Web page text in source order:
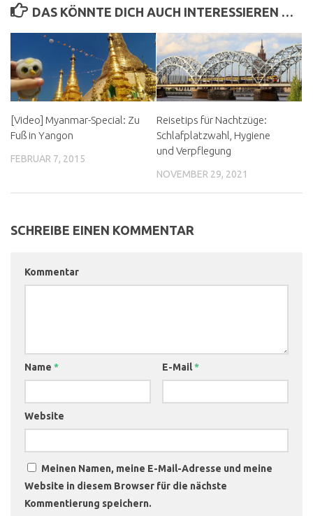
DAS KÖNNTE DICH AUCH INTERESSIEREN …
[Video] Myanmar-Special: Zu
Fuß in Yangon
FEBRUAR 7, 2015
Reisetips für Nachtzüge:
Schlafplatzwahl, Hygiene
und Verpflegung
NOVEMBER 29, 2021
SCHREIBE EINEN KOMMENTAR
Kommentar
Name * E-Mail*
Website
Meinen Namen, meine E-Mail-Adresse und meine
Website in diesem Browser für die nächste
Kommentierung speichern.